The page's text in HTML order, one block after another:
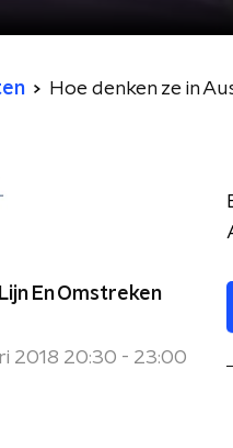
Hoe denken ze in
En Omstreken
2018 20:30 - 23:00